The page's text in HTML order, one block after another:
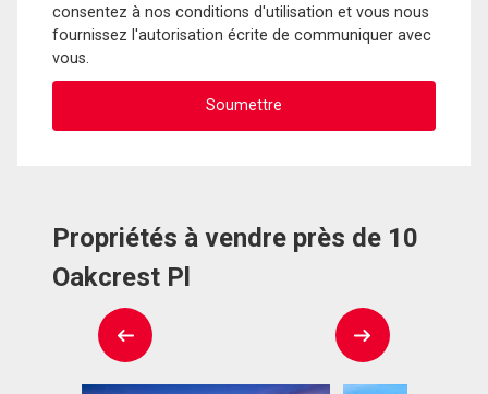
consentez à nos conditions d'utilisation et vous nous
fournissez l'autorisation écrite de communiquer avec
vous.
Propriétés à vendre près de 10
Oakcrest Pl